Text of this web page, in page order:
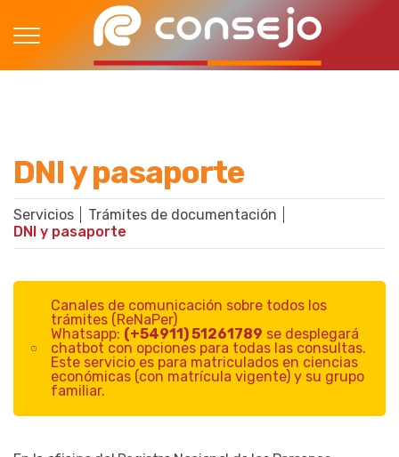
DNI y pasaporte
Servicios
Trámites de documentación
DNI y pasaporte
Canales de comunicación sobre todos los
trámites (ReNaPer)
Whatsapp: (+54911) 51261789 se desplegará
chatbot con opciones para todas las consultas.
Este servicio es para matriculados en ciencias
económicas (con matrícula vigente) y su grupo
familiar.